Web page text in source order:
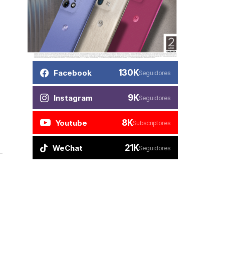
Facebook 130KSeguidores
Instagram 9KSeguidores
Youtube 8KSubscriptores
WeChat 21KSeguidores